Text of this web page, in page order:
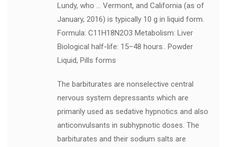
Lundy, who … Vermont, and California (as of
January, 2016) is typically 10 g in liquid form.
Formula‎: ‎C11H18N2O3 Metabolism‎: ‎Liver
Biological half-life‎: ‎15–48 hours.. Powder
Liquid, Pills forms
The barbiturates are nonselective central
nervous system depressants which are
primarily used as sedative hypnotics and also
anticonvulsants in subhypnotic doses. The
barbiturates and their sodium salts are